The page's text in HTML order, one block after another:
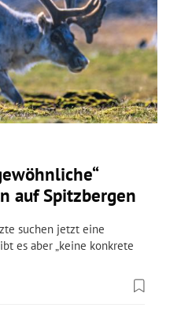
auf Spitzbergen
suchen jetzt eine
es aber „keine konkrete